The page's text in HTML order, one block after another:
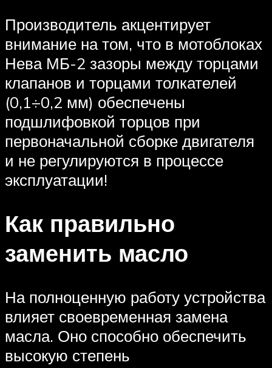
Производитель акцентирует
внимание на том, что в мотоблоках
Нева МБ-2 зазоры между торцами
клапанов и торцами толкателей
(0,1÷0,2 мм) обеспечены
подшлифовкой торцов при
первоначальной сборке двигателя
и не регулируются в процессе
эксплуатации!
Как правильно
заменить масло
На полноценную работу устройства
влияет своевременная замена
масла. Оно способно обеспечить
высокую степень